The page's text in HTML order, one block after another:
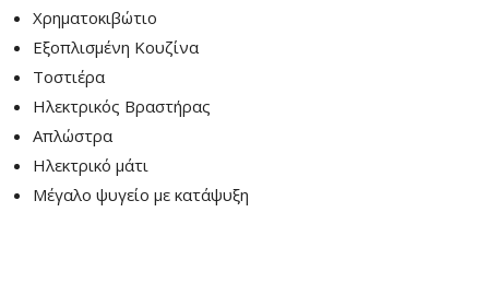
Χρηματοκιβώτιο
Εξοπλισμένη Κουζίνα
Τοστιέρα
Ηλεκτρικός Βραστήρας
Απλώστρα
Ηλεκτρικό μάτι
Μέγαλο ψυγείο με κατάψυξη